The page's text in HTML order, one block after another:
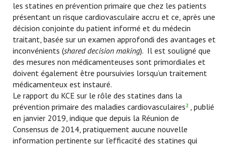
les statines en prévention primaire que chez les patients
présentant un risque cardiovasculaire accru et ce, après une
décision conjointe du patient informé et du médecin
traitant, basée sur un examen approfondi des avantages et
inconvénients (shared decision making). Il est souligné que
des mesures non médicamenteuses sont primordiales et
doivent également être poursuivies lorsqu’un traitement
médicamenteux est instauré.
Le rapport du KCE sur le rôle des statines dans la
prévention primaire des maladies cardiovasculaires2 , publié
en janvier 2019, indique que depuis la Réunion de
Consensus de 2014, pratiquement aucune nouvelle
information pertinente sur l’efficacité des statines qui